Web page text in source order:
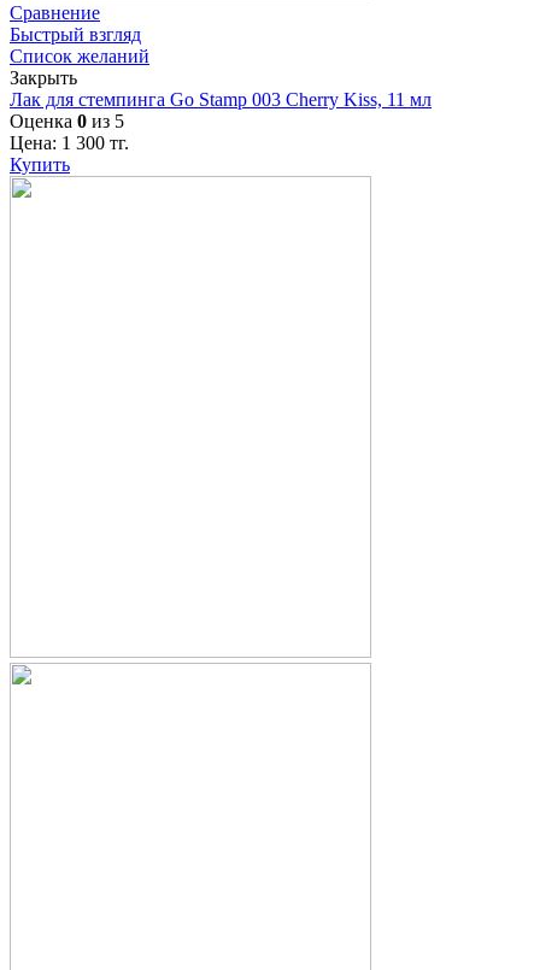
Сравнение
Быстрый взгляд
Список желаний
Закрыть
Лак для стемпинга Go Stamp 003 Cherry Kiss, 11 мл
Оценка 0 из 5
Цена: 1 300 тг.
Купить